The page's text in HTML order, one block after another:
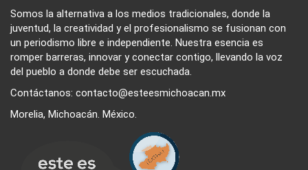
Somos la alternativa a los medios tradicionales, donde la
juventud, la creatividad y el profesionalismo se fusionan con
un periodismo libre e independiente. Nuestra esencia es
romper barreras, innovar y conectar contigo, llevando la voz
del pueblo a donde debe ser escuchada.
Contáctanos: contacto@esteesmichoacan.mx
Morelia, Michoacán. México.